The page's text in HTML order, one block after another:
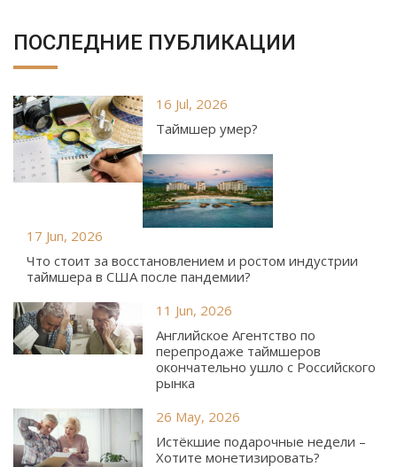
ПОСЛЕДНИЕ ПУБЛИКАЦИИ
16 Jul, 2026
Таймшер умер?
17 Jun, 2026
Что стоит за восстановлением и ростом индустрии
таймшера в США после пандемии?
11 Jun, 2026
Английское Агентство по
перепродаже таймшеров
окончательно ушло с Российского
рынка
26 May, 2026
Истёкшие подарочные недели –
Хотите монетизировать?